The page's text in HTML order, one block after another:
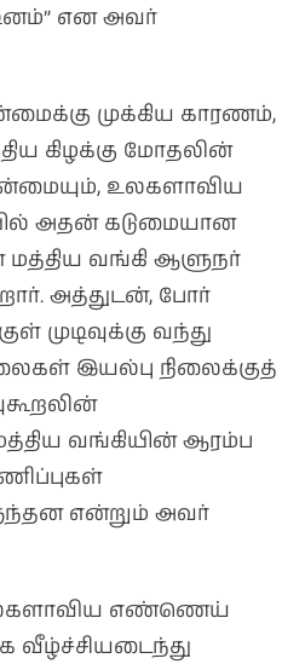
என அவர்
முக்கிய காரணம்,
கிழக்கு மோதலின்
உலகளாவிய
அதன் கடுமையான
வங்கி ஆளுநர்
அத்துடன், போர்
முடிவுக்கு வந்து
இயல்பு நிலைக்குத்
வங்கியின் ஆரம்ப
என்றும் அவர்
எண்ணெய்
வீழ்ச்சியடைந்து